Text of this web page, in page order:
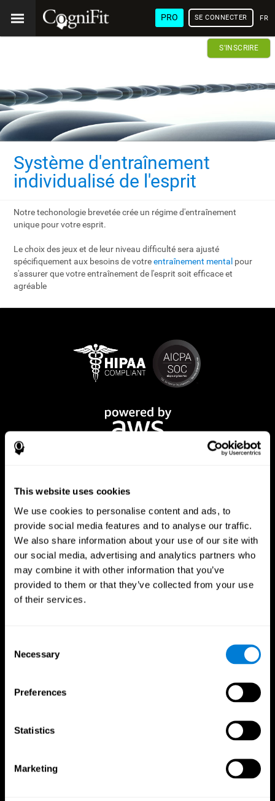
This website uses cookies
We use cookies to personalise content and ads, to
provide social media features and to analyse our traffic.
We also share information about your use of our site with
our social media, advertising and analytics partners who
may combine it with other information that you’ve
provided to them or that they’ve collected from your use
of their services.
Selection
Necessary
Preferences
Statistics
Marketing
PRO SE CONNECTER
S'INSCRIRE
Système d'entraînement
individualisé de l'esprit
Notre techonologie brevetée crée un régime d'entraînement
unique pour votre esprit.
Le choix des jeux et de leur niveau difficulté sera ajusté
spécifiquement aux besoins de votreentraînement mental pour
s'assurer que votre entraînement de l'esprit soit efficace et
agréable
App CogniFit
Cerveau et esprit
Neurones
Validation thérapeutique
Adultes en bonne santé